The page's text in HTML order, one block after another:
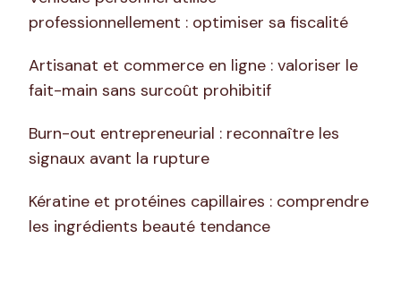
professionnellement : optimiser sa fiscalité
Artisanat et commerce en ligne : valoriser le
fait-main sans surcoût prohibitif
Burn-out entrepreneurial : reconnaître les
signaux avant la rupture
Kératine et protéines capillaires : comprendre
les ingrédients beauté tendance